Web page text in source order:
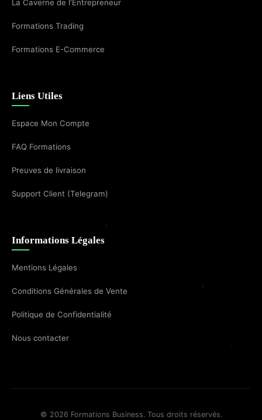
La Caverne de l'Entrepreneur
Formations Trading
Formations E-Commerce
Liens Utiles
Espace Mon Compte
FAQ Formations
Preuves de livraison
Support Client (Telegram)
Informations Légales
Mentions Légales
Conditions Générales de Vente
Politique de Confidentialité
Nous contacter
© 2026 Formations Business. Tous droits réservés.